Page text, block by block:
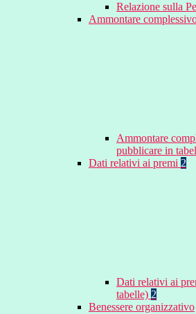
Relazione sulla
Ammontare
Ammontare
pubblicare in
Dati relativi ai premi 2
Dati relativi ai
tabelle) 2
Benessere organizzativo